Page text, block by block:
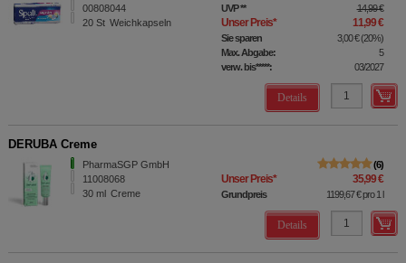
00808044
20 St Weichkapseln
UVP** 14,99 €
Unser Preis* 11,99 €
Sie sparen 3,00 €(20%)
Max. Abgabe:
5
verw. bis*****:
03/2027
Details
DERUBA Creme
PharmaSGP GmbH
11008068
30 ml Creme
6
Unser Preis* 35,99 €
Grundpreis 1199,67 €pro 1 l
Details